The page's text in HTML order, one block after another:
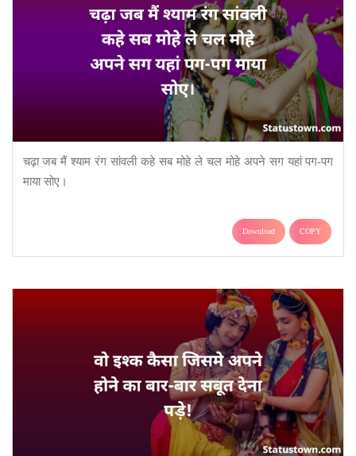
चढ़ा जब मैं श्याम रंग सांवली कहे सब मोहे ले चल मोहे अपने सग यहां पग-पग
माया सोए।
Download COPY